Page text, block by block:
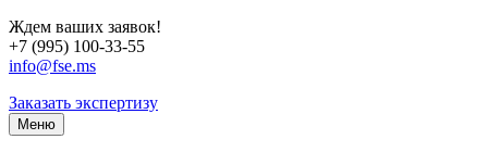
Ждем ваших заявок!
+7 (995) 100-33-55
info@fse.ms
Заказать экспертизу
Меню